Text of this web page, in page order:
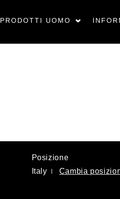
PRODOTTI UOMO
Posizione
Italy
Cambia